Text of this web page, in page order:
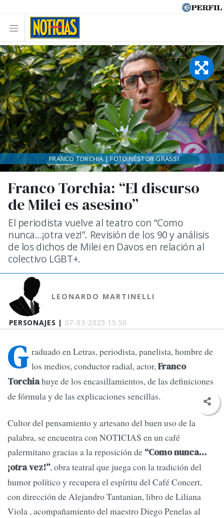
PERSONAJES | 07-03-2025 15:50
Franco Torchia: “El discurso
de Milei es asesino”
El periodista vuelve al teatro con “Como
nunca…¡otra vez!”. Revisión de los 90 y análisis
de los dichos de Milei en Davos en relación al
colectivo LGBT+.
LEONARDO MARTINELLI
FRANCO TORCHIA | FOTO:NÉSTOR GRASSI
G raduado en Letras, periodista, panelista, hombre de
los medios, conductor radial, actor,Franco
Torchiahuye de los encasillamientos, de las definiciones
de fórmula y de las explicaciones sencillas.
Cultor del pensamiento y artesano del buen uso de la
palabra, se encuentra con NOTICIAS en un café
palermitano gracias a la reposición de “Como nunca…
¡otra vez!”, obra teatral que juega con la tradición del
humor político y recupera el espíritu del Café Concert,
con dirección de Alejandro Tantanian, libro de Liliana
Viola , acompañamiento del maestro Diego Penelas al